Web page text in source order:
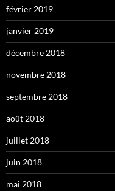
février 2019
janvier 2019
décembre 2018
novembre 2018
septembre 2018
août 2018
juillet 2018
juin 2018
mai 2018